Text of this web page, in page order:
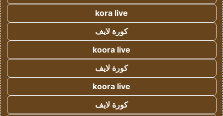
kora live
كورة لايف
koora live
كورة لايف
koora live
كورة لايف